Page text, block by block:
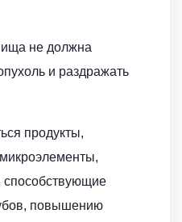
не должна
и раздражать
продукты,
повышению